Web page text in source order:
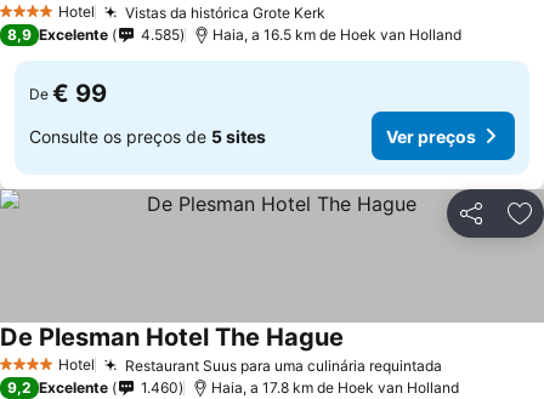
4 EstrelasHotel Vistas da histórica Grote Kerk
8,9 Excelente 4.585 Haia, a 16.5 km de Hoek van Holland
De € 99
Consulte os preços de 5 sites Ver preços
Partilhar
4 EstrelasHotel Restaurant Suus para uma culinária requintada
De Plesman Hotel The Hague
9,2 Excelente 1.460 Haia, a 17.8 km de Hoek van Holland